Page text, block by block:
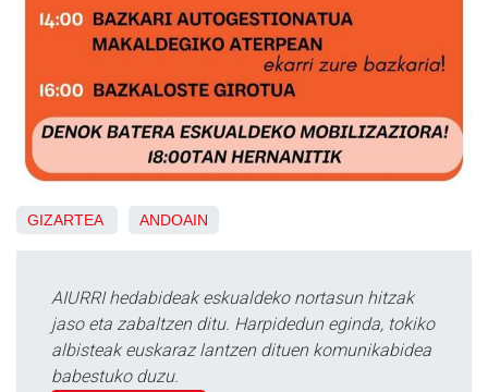
GIZARTEA ANDOAIN
AIURRI hedabideak eskualdeko nortasun hitzak
jaso eta zabaltzen ditu. Harpidedun eginda, tokiko
albisteak euskaraz lantzen dituen komunikabidea
babestuko duzu.